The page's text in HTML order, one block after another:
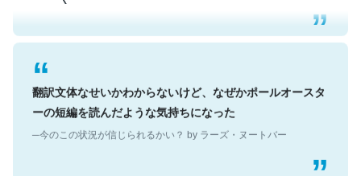
翻訳文体なせいかわからないけど、なぜかポールオースタ
ーの短編を読んだような気持ちになった